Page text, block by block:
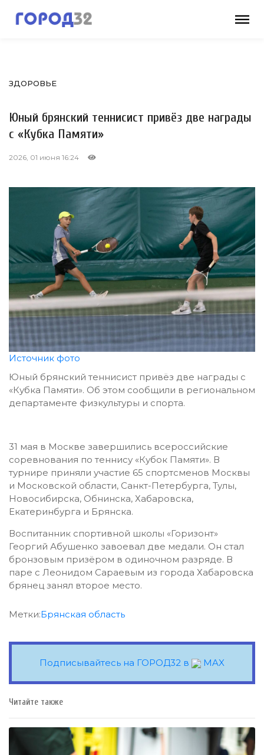
ЗДОРОВЬЕ
Юный брянский теннисист привёз две награды
с «Кубка Памяти»
2026, 01 июня 16:24
Источник фото
Юный брянский теннисист привёз две награды с
«Кубка Памяти». Об этом сообщили в региональном
департаменте физкультуры и спорта.
31 мая в Москве завершились всероссийские
соревнования по теннису «Кубок Памяти». В
турнире приняли участие 65 спортсменов Москвы
и Московской области, Санкт-Петербурга, Тулы,
Новосибирска, Обнинска, Хабаровска,
Екатеринбурга и Брянска.
Воспитанник спортивной школы «Горизонт»
Георгий Абушенко завоевал две медали. Он стал
бронзовым призёром в одиночном разряде. В
паре с Леонидом Сараевым из города Хабаровска
брянец занял второе место.
Метки:Брянская область
Подписывайтесь на ГОРОД32 в MAX
Читайте также